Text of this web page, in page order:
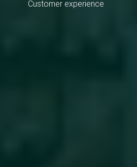
Customer experience